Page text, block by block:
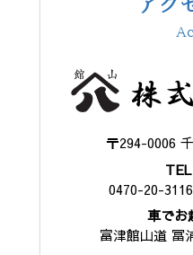
アク
〒294-0006
0470-20-
車でお
富津館山道 冨